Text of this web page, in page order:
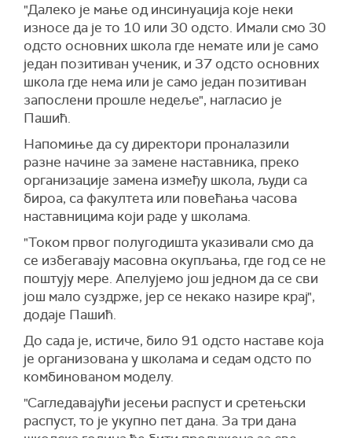
"Далеко је мање од инсинуација које неки
износе да је то 10 или 30 одсто. Имали смо 30
одсто основних школа где немате или је само
један позитиван ученик, и 37 одсто основних
школа где нема или је само један позитиван
запослени прошле недеље", нагласио је
Пашић.
Напомиње да су директори проналазили
разне начине за замене наставника, преко
организације замена између школа, људи са
бироа, са факултета или повећања часова
наставницима који раде у школама.
"Током првог полугодишта указивали смо да
се избегавају масовна окупљања, где год се не
поштују мере. Апелујемо још једном да се сви
још мало суздрже, јер се некако назире крај",
додаје Пашић.
До сада је, истиче, било 91 одсто наставе која
је организована у школама и седам одсто по
комбинованом моделу.
"Сагледавајући јесењи распуст и сретењски
распуст, то је укупно пет дана. За три дана